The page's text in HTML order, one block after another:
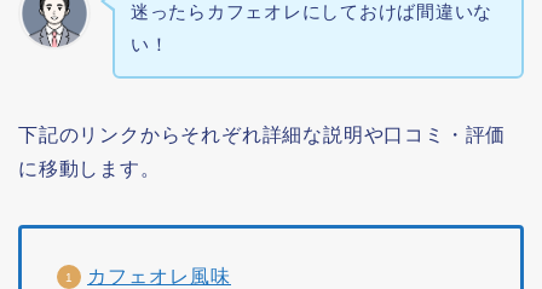
迷ったらカフェオレにしておけば間違いな
い！
下記のリンクからそれぞれ詳細な説明や口コミ・評価
に移動します。
カフェオレ風味